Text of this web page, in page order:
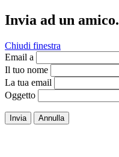
Invia ad un amico.
Chiudi finestra
Email a
Il tuo nome
La tua email
Oggetto
Invia Annulla